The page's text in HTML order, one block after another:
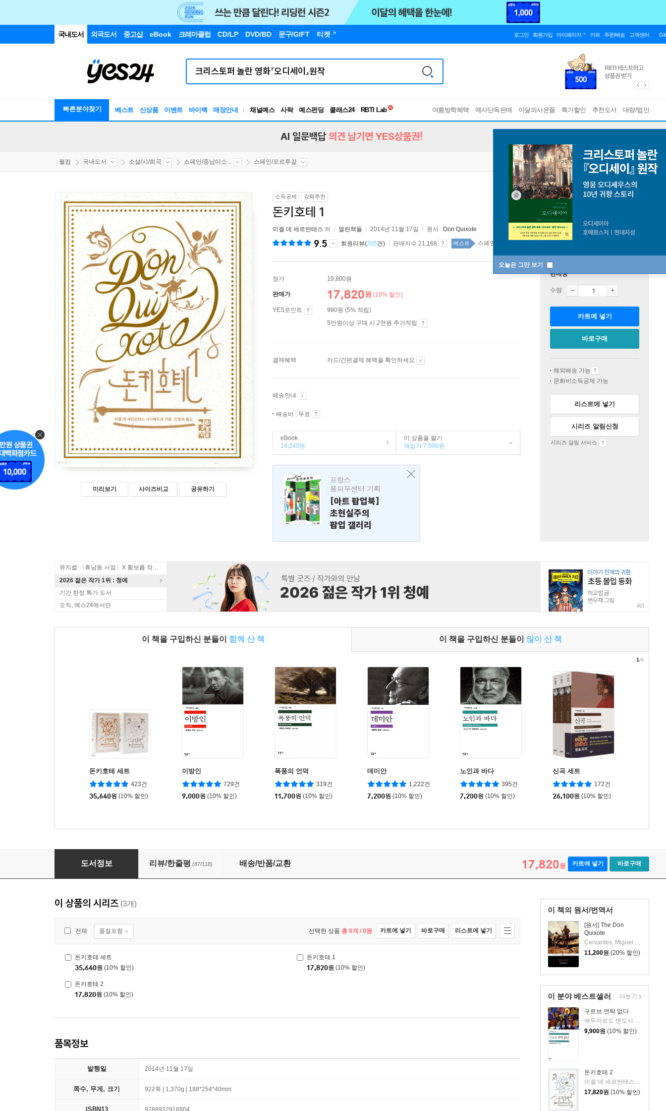
국내도서 외국도서 중고샵 eBook 크레마클럽 CD/LP DVD/BD 문구/GIFT 티켓 로그인 회원가입 마이페이지 카트 주문/배송 고객센터
빠른분야찾기 베스트 신상품 이벤트 바이백 매장안내 채널예스 사락 예스펀딩 클래스24
독서유형검사
여름방학혜택 예사단독판매 이달의사은품 특가할인 추천도서 대량/법인
오늘은 그만 보기
AI 일문백답 의견 남기면 YES상품권!
웰컴 국내도서 소설/시/희곡 스페인/중남미소... 스페인/포르투갈
미리보기 사이즈비교 공유하기
소득공제 강력추천
돈키호테 1
미겔 데 세르반테스 저 열린책들 2014년 11월 17일 원서 : Don Quixote
9.5 회원리뷰(205건) 판매지수 21,168 베스트 스페인/중남미소설 3위
정가 19,800원
판매가 17,820원 (10% 할인)
YES포인트
990원 (5% 적립)
5만원이상 구매 시 2천원 추가적립
결제혜택 카드/간편결제 혜택을 확인하세요
배송안내
배송비 : 무료
eBook
14,240원
이 상품을 팔기
매입가 7,000원
프랑스
퐁피두센터 기획
[아트 팝업북]
초현실주의
팝업 갤러리
판매중
수량
카트에 넣기
바로구매
해외배송 가능
문화비소득공제 가능
리스트에 넣기
시리즈 알림신청
시리즈 알림 서비스
뮤지컬 〈휴남동 서점〉X 황보름 작가 북토크
2026 젊은 작가 1위 : 청예
기간 한정 특가 도서
오직, 예스24에서만
AD
이 책을 구입하신 분들이 함께 산 책 이 책을 구입하신 분들이 많이 산 책
돈키호테 세트
423건
35,640원 (10% 할인)
이방인
729건
9,000원 (10% 할인)
폭풍의 언덕
319건
11,700원 (10% 할인)
데미안
1,222건
7,200원 (10% 할인)
노인과 바다
395건
7,200원 (10% 할인)
신곡 세트
172건
26,100원 (10% 할인)
1/4
돈키호테 1
도서정보 리뷰/한줄평 (87/118) 배송/반품/교환 17,820원 카트에 넣기 바로구매
이 책의 원서/번역서
[원서] The Don
Quixote
Cervantes, Miguel de/Rutherford, John(TRN)
11,200원 (20% 할인)
이 분야 베스트셀러
구르브 연락 없다
에두아르도 멘도사 저/정창 역
9,900원 (10% 할인)
돈키호테 2
미겔 데 세르반테스 사아베드라 저/안영옥 역
17,820원 (10% 할인)
더보기
이 상품의 시리즈 (3개)
전체 품절포함 선택한 상품 총 0개 / 0원 카트에 넣기 바로구매 리스트에 넣기
돈키호테 세트
35,640원 (10% 할인)
돈키호테 1
17,820원 (10% 할인)
돈키호테 2
17,820원 (10% 할인)
품목정보
발행일 2014년 11월 17일
쪽수, 무게, 크기 922쪽 | 1,370g | 188*254*40mm
ISBN13 9788932916804